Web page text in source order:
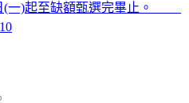
(一)起至缺額甄選完畢止。